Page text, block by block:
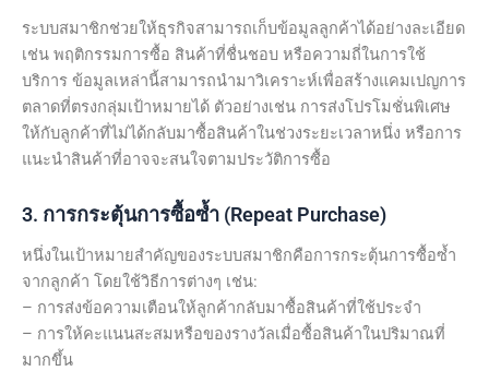
ระบบสมาชิกช่วยให้ธุรกิจสามารถเก็บข้อมูลลูกค้าได้อย่างละเอียด
เช่น พฤติกรรมการซื้อ สินค้าที่ชื่นชอบ หรือความถี่ในการใช้
บริการ ข้อมูลเหล่านี้สามารถนำมาวิเคราะห์เพื่อสร้างแคมเปญการ
ตลาดที่ตรงกลุ่มเป้าหมายได้ ตัวอย่างเช่น การส่งโปรโมชั่นพิเศษ
ให้กับลูกค้าที่ไม่ได้กลับมาซื้อสินค้าในช่วงระยะเวลาหนึ่ง หรือการ
แนะนำสินค้าที่อาจจะสนใจตามประวัติการซื้อ
3. การกระตุ้นการซื้อซ้ำ (Repeat Purchase)
หนึ่งในเป้าหมายสำคัญของระบบสมาชิกคือการกระตุ้นการซื้อซ้ำ
จากลูกค้า โดยใช้วิธีการต่างๆ เช่น:
– การส่งข้อความเตือนให้ลูกค้ากลับมาซื้อสินค้าที่ใช้ประจำ
– การให้คะแนนสะสมหรือของรางวัลเมื่อซื้อสินค้าในปริมาณที่
มากขึ้น